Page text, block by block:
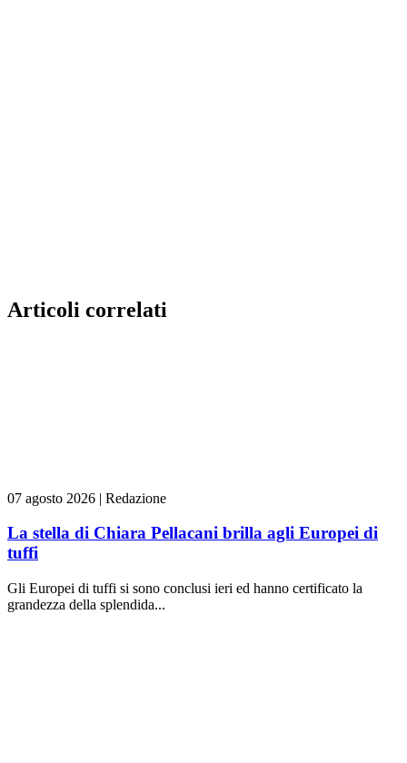
Articoli correlati
07 agosto 2026 | Redazione
La stella di Chiara Pellacani brilla agli Europei di
tuffi
Gli Europei di tuffi si sono conclusi ieri ed hanno certificato la
grandezza della splendida...